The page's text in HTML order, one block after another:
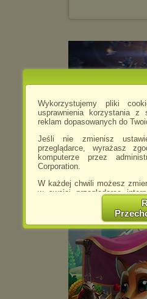
Wykorzystujemy pliki
usprawnienia korzystania z
reklam dopasowanych do
Jeśli nie zmienisz
przeglądarce, wyrażasz
komputerze przez
Corporation.
W każdej chwili możesz
w swojej przeglądarce
http://
Jednocześnie informujemy
spowodować ograniczenie
W przypadku braku twojej
prosimy o opuszczenie
Wykorzystanie plików
(dostosowanie reklam do
marketingowych).